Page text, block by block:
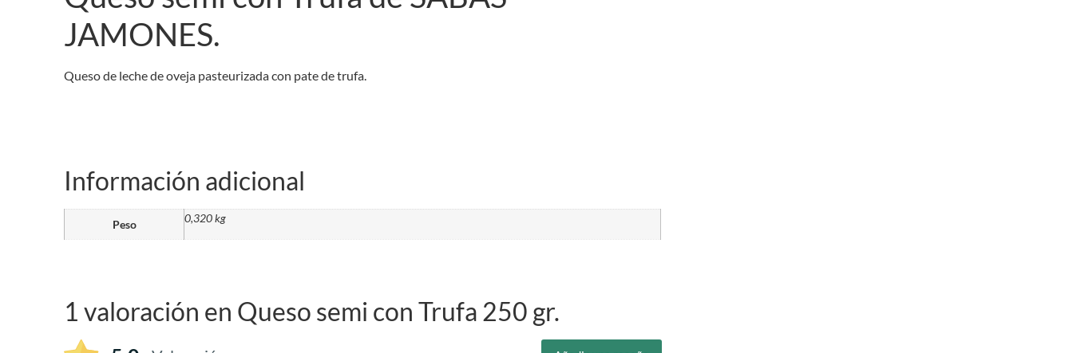
JAMONES.
Queso de leche de oveja pasteurizada con pate de trufa.
Información adicional
Peso 0,320 kg
1 valoración en Queso semi con Trufa 250 gr.